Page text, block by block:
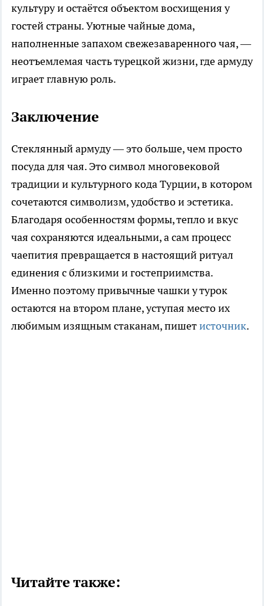
культуру и остаётся объектом восхищения у
гостей страны. Уютные чайные дома,
наполненные запахом свежезаваренного чая, —
неотъемлемая часть турецкой жизни, где армуду
играет главную роль.
Заключение
Стеклянный армуду — это больше, чем просто
посуда для чая. Это символ многовековой
традиции и культурного кода Турции, в котором
сочетаются символизм, удобство и эстетика.
Благодаря особенностям формы, тепло и вкус
чая сохраняются идеальными, а сам процесс
чаепития превращается в настоящий ритуал
единения с близкими и гостеприимства.
Именно поэтому привычные чашки у турок
остаются на втором плане, уступая место их
любимым изящным стаканам, пишетисточник.
Читайте также: